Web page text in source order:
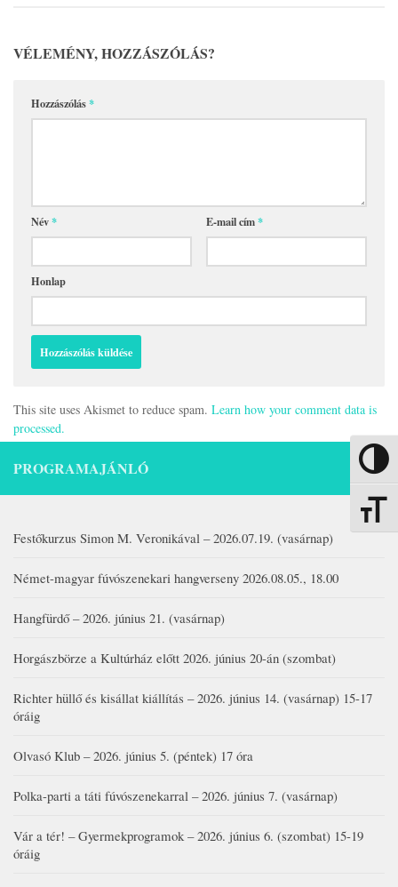
Nagy
VÉLEMÉNY, HOZZÁSZÓLÁS?
Hozzászólás*
Név* E-mail cím*
Honlap
This site uses Akismet to reduce spam. Learn how your comment data is
processed.
PROGRAMAJÁNLÓ
Festőkurzus Simon M. Veronikával – 2026.07.19. (vasárnap)
Német-magyar fúvószenekari hangverseny 2026.08.05., 18.00
Hangfürdő – 2026. június 21. (vasárnap)
Horgászbörze a Kultúrház előtt 2026. június 20-án (szombat)
Richter hüllő és kisállat kiállítás – 2026. június 14. (vasárnap) 15-17
óráig
Olvasó Klub – 2026. június 5. (péntek) 17 óra
Polka-parti a táti fúvószenekarral – 2026. június 7. (vasárnap)
Vár a tér! – Gyermekprogramok – 2026. június 6. (szombat) 15-19
óráig